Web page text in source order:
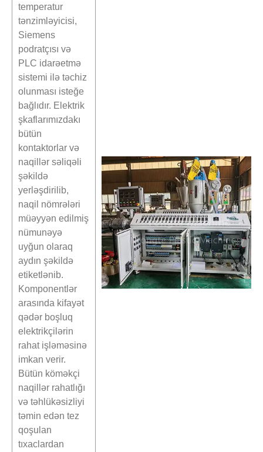
temperatur
tənzimləyicisi,
Siemens
podratçısı və
PLC idarəetmə
sistemi ilə təchiz
olunması isteğe
bağlıdır. Elektrik
şkaflarımızdakı
bütün
kontaktorlar və
naqillər səliqəli
şəkildə
yerləşdirilib,
naqil nömrələri
müəyyən edilmiş
nümunəyə
uyğun olaraq
aydın şəkildə
etiketlənib.
Komponentlər
arasında kifayət
qədər boşluq
elektrikçilərin
rahat işləməsinə
imkan verir.
Bütün köməkçi
naqillər rahatlığı
və təhlükəsizliyi
təmin edən tez
qoşulan
tıxaclardan